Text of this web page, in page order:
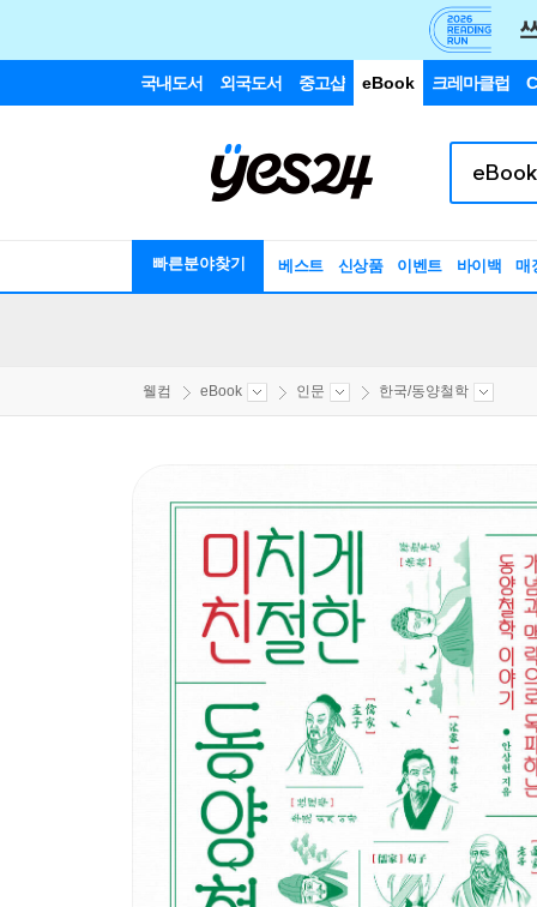
국내도서 외국도서 중고샵 eBook 크레마클럽
빠른분야찾기 베스트 신상품 이벤트 바이백 매
웰컴 eBook 인문 한국/동양철학